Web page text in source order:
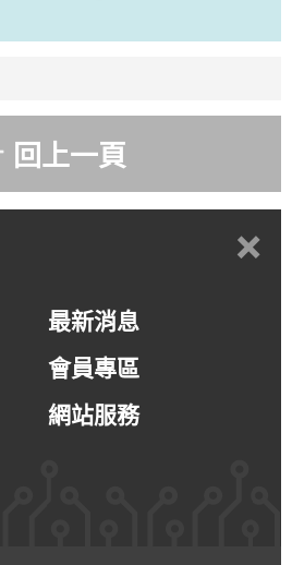
回上一頁
+
最新消息
會員專區
網站服務